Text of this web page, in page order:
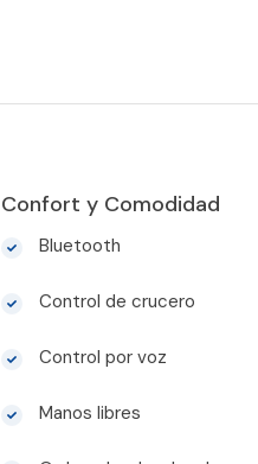
Confort y Comodidad
Bluetooth
Control de crucero
Control por voz
Manos libres